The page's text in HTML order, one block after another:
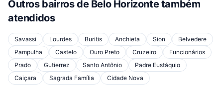
Outros bairros de Belo Horizontetambém
atendidos
Savassi Lourdes Buritis Anchieta Sion
Belvedere
Pampulha
Castelo Ouro Preto Cruzeiro
Funcionários
Prado
Gutierrez Santo Antônio
Padre Eustáquio
Caiçara
Sagrada Família Cidade Nova